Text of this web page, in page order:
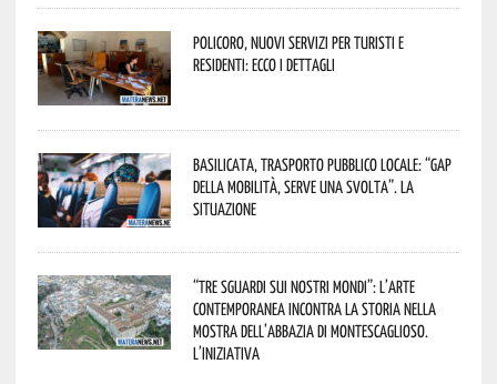
Policoro, nuovi servizi per turisti e
residenti: ecco i dettagli
Basilicata, trasporto pubblico locale: “Gap
della mobilità, serve una svolta”. La
situazione
“Tre Sguardi sui Nostri Mondi”: l’arte
contemporanea incontra la storia nella
mostra dell’Abbazia di Montescaglioso.
L’iniziativa